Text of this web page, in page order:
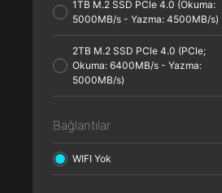
1TB M.2 SSD PCle 4.0 (Okuma:
5000MB/s - Yazma: 4500MB/s)
2TB M.2 SSD PCle 4.0 (PCle;
Okuma: 6400MB/s - Yazma:
5000MB/s)
Bağlantılar
WIFI Yok